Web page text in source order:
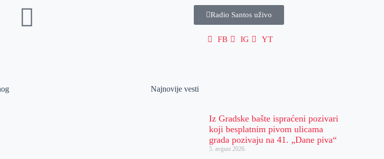
Radio Santos uživo
FB IG YT
Najnovije vesti
Iz Gradske bašte ispraćeni pozivari
koji besplatnim pivom ulicama
grada pozivaju na 41. „Dane piva“
5. avgust 2026.